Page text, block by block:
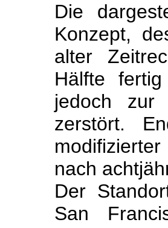
Die
Konzept,
alter
Hälfte
jedoch zur
zerstört.
nach
Der
San